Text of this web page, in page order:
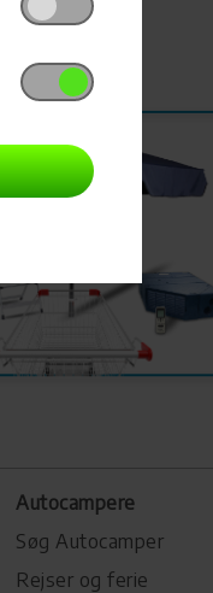
Autocampere
Søg Autocamper
Rejser og ferie